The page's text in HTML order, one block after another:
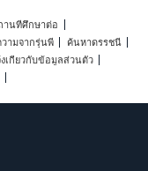
านที่ศึกษาต่อ
ามจากรุ่นพี่
ค้นหาดรรชนี
งเกี่ยวกับข้อมูลส่วนตัว